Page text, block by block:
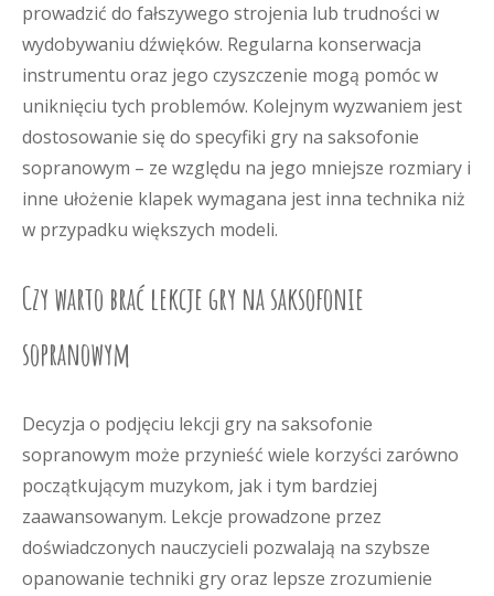
prowadzić do fałszywego strojenia lub trudności w
wydobywaniu dźwięków. Regularna konserwacja
instrumentu oraz jego czyszczenie mogą pomóc w
uniknięciu tych problemów. Kolejnym wyzwaniem jest
dostosowanie się do specyfiki gry na saksofonie
sopranowym – ze względu na jego mniejsze rozmiary i
inne ułożenie klapek wymagana jest inna technika niż
w przypadku większych modeli.
Czy warto brać lekcje gry na saksofonie
sopranowym
Decyzja o podjęciu lekcji gry na saksofonie
sopranowym może przynieść wiele korzyści zarówno
początkującym muzykom, jak i tym bardziej
zaawansowanym. Lekcje prowadzone przez
doświadczonych nauczycieli pozwalają na szybsze
opanowanie techniki gry oraz lepsze zrozumienie